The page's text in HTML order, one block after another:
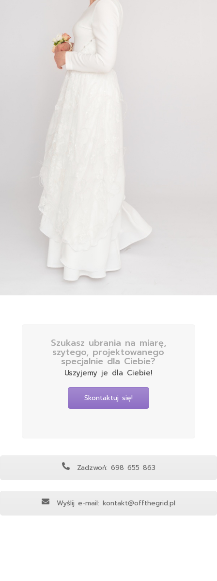
Szukasz ubrania na miarę,
szytego, projektowanego
specjalnie dla Ciebie?
Uszyjemy je dla Ciebie!
Skontaktuj się!
Zadzwoń: 698 655 863
Wyślij e-mail: kontakt@offthegrid.pl